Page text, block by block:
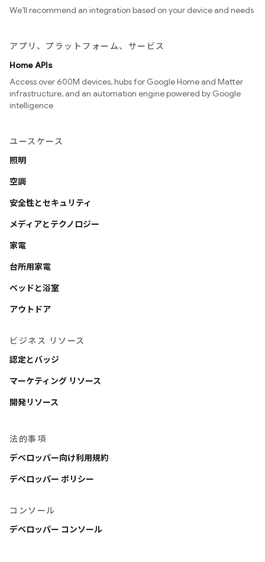
We’ll recommend an integration based on your device and needs
アプリ、プラットフォーム、サービス
Home APIs
Access over 600M devices, hubs for Google Home and Matter
infrastructure, and an automation engine powered by Google
intelligence
ユースケース
照明
空調
安全性とセキュリティ
メディアとテクノロジー
家電
台所用家電
ベッドと浴室
アウトドア
ビジネス リソース
認定とバッジ
マーケティング リソース
開発リソース
法的事項
デベロッパー向け利用規約
デベロッパー ポリシー
コンソール
デベロッパー コンソール